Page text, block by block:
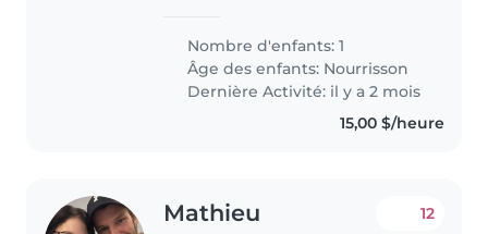
and loves exploring, so we're
looking for someone who can..
Nombre d'enfants: 1
Âge des enfants: Nourrisson
Dernière Activité: il y a 2 mois
15,00 $/heure
Mathieu 12